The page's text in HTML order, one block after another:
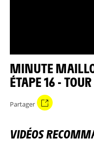
MINUTE MAILLOT À POIS LECLERC -
ÉTAPE 16 -
Partager
VIDÉOS